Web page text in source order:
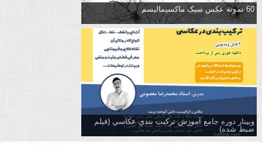
60 نمونه عکس سبک ماکسیمالیسم
وبینار دوره جامع آموزش تركيب بندي عكاسي (فیلم
ضبط شده)